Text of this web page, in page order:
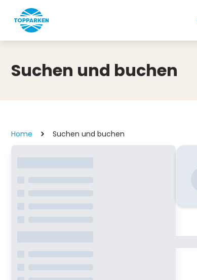
Suchen und buchen
Home Suchen und buchen